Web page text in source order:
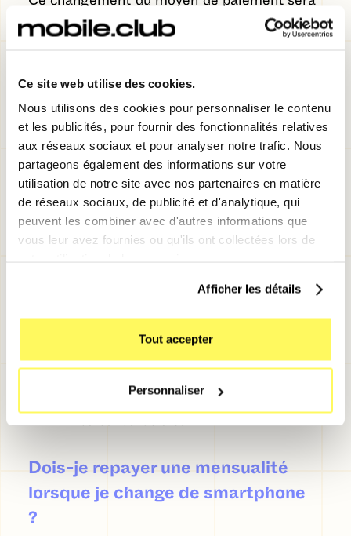
Ce site web utilise des cookies.
Nous utilisons des cookies pour personnaliser le contenu
et les publicités, pour fournir des fonctionnalités relatives
aux réseaux sociaux et pour analyser notre trafic. Nous
partageons également des informations sur votre
utilisation de notre site avec nos partenaires en matière
de réseaux sociaux, de publicité et d'analytique, qui
peuvent les combiner avec d'autres informations que
vous leur avez fournies ou qu'ils ont collectées lors de
Afficher les détails
Tout accepter
Personnaliser
alors effectif à la prochaine facture.
anciennes factures
toujours depuis votre
espace client. Toutes vos factures sont
évidemment téléchargeables au format
PDF au même titre que votre contrat de
location.
Pour accéder à vos factures en quelques
Cliquez sur “Paiement et facture
Rendez-vous dans l’onglet “Factures”
Cliquez sur “Voir plus” pour afficher
Dois-je repayer une mensualité
lorsque je change de smartphone
?